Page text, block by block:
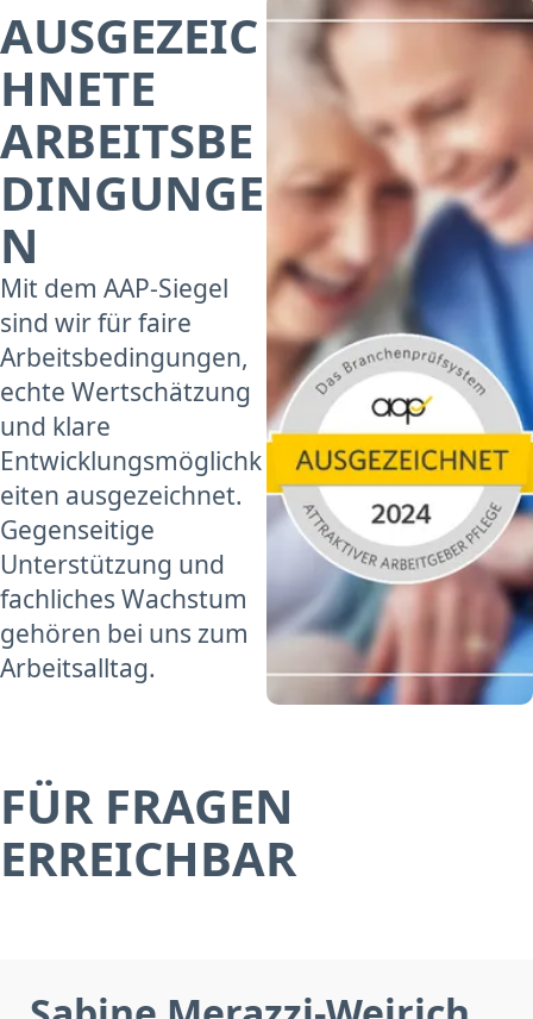
AUSGEZEIC
HNETE
ARBEITSBE
DINGUNGE
N
Mit dem AAP-Siegel
sind wir für faire
Arbeitsbedingungen,
echte Wertschätzung
und klare
Entwicklungsmöglichk
eiten ausgezeichnet.
Gegenseitige
Unterstützung und
fachliches Wachstum
gehören bei uns zum
Arbeitsalltag.
FÜR FRAGEN
ERREICHBAR